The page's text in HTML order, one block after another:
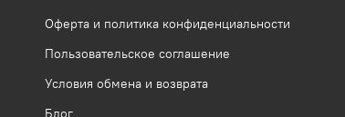
Оферта и политика конфиденциальности
Пользовательское соглашение
Условия обмена и возврата
Блог